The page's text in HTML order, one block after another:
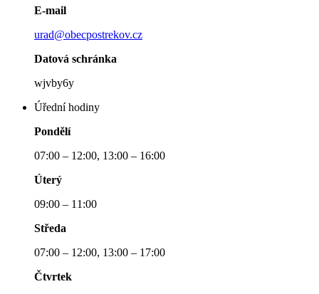
E-mail
urad@obecpostrekov.cz
Datová schránka
wjvby6y
Úřední hodiny
Pondělí
07:00 – 12:00, 13:00 – 16:00
Úterý
09:00 – 11:00
Středa
07:00 – 12:00, 13:00 – 17:00
Čtvrtek